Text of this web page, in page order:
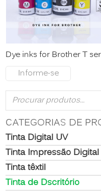
Informe-se
agora
CATEGORIAS DE
Tinta Digital UV
Tinta Impressão Digital
Tinta têxtil
Tinta de Dscritório